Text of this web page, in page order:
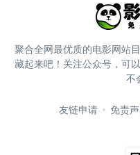
聚合全网最优质的电影网站
藏起来吧！关注公众号，可
不
友链申请 免责